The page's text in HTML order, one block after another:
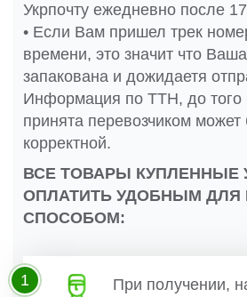
Укрпочту ежедневно после
• Если Вам пришел трек
времени, это значит что
запакована и дожидаетя
Информация по ТТН, до того
принята перевозчиком может
корректной.
ВСЕ ТОВАРЫ КУПЛЕННЫЕ
ОПЛАТИТЬ УДОБНЫМ ДЛЯ
СПОСОБОМ:
При получении,
1